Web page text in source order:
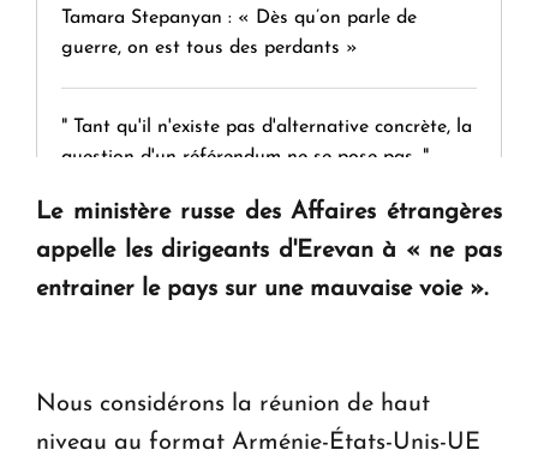
Tamara Stepanyan : « Dès qu’on parle de
guerre, on est tous des perdants »
" Tant qu'il n'existe pas d'alternative concrète, la
question d'un référendum ne se pose pas. "
KASA : 30 ans d'audace, de résilience et d'avenir
en Arménie
Le ministère russe des Affaires étrangères
appelle les dirigeants d'Erevan à « ne pas
entrainer le pays sur une mauvaise voie ».
Nous considérons la réunion de haut
niveau au format Arménie-États-Unis-UE